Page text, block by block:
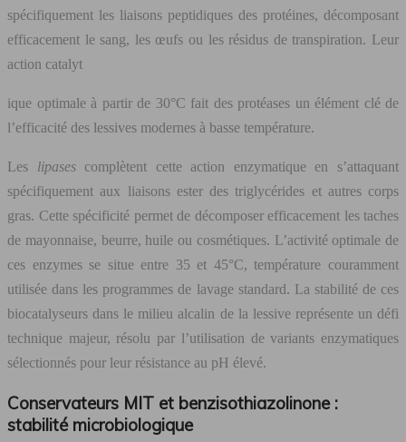
spécifiquement les liaisons peptidiques des protéines, décomposant
efficacement le sang, les œufs ou les résidus de transpiration. Leur
action catalyt
ique optimale à partir de 30°C fait des protéases un élément clé de
l’efficacité des lessives modernes à basse température.
Les lipasescomplètent cette action enzymatique en s’attaquant
spécifiquement aux liaisons ester des triglycérides et autres corps
gras. Cette spécificité permet de décomposer efficacement les taches
de mayonnaise, beurre, huile ou cosmétiques. L’activité optimale de
ces enzymes se situe entre 35 et 45°C, température couramment
utilisée dans les programmes de lavage standard. La stabilité de ces
biocatalyseurs dans le milieu alcalin de la lessive représente un défi
technique majeur, résolu par l’utilisation de variants enzymatiques
sélectionnés pour leur résistance au pH élevé.
Conservateurs MIT et benzisothiazolinone :
stabilité microbiologique